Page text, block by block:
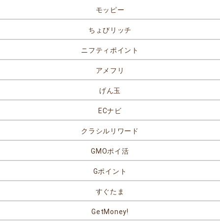
モッピー
ちょびリッチ
ニフティポイント
アメフリ
げん玉
ECナビ
クラシルリワード
GMOポイ活
Gポイント
すぐたま
GetMoney!